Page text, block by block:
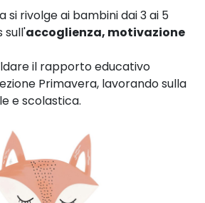
si rivolge ai bambini dai 3 ai 5
sull'accoglienza, motivazione
il rapporto educativo
Primavera, lavorando sulla
e scolastica.